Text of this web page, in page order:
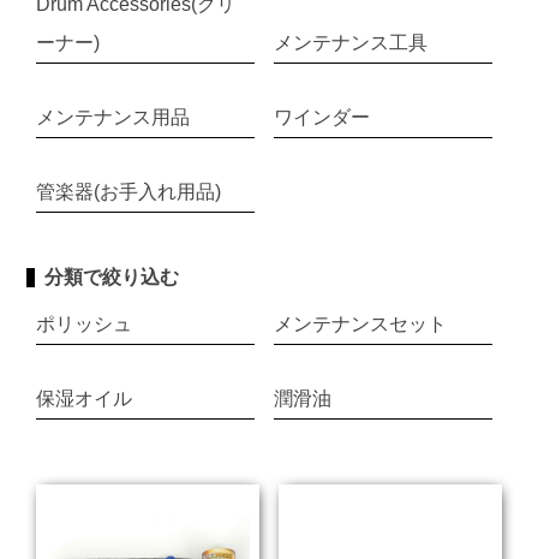
Drum Accessories(クリ
ーナー)
メンテナンス工具
メンテナンス用品 ワインダー
管楽器(お手入れ用品)
分類で絞り込む
ポリッシュ メンテナンスセット
保湿オイル 潤滑油